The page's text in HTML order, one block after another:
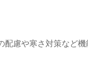
慮や寒さ対策など